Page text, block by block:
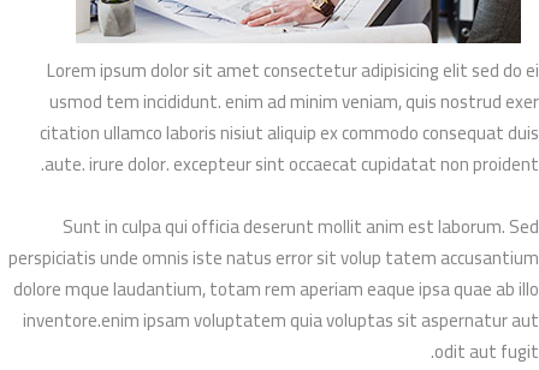
Lorem ipsum dolor sit amet consectetur adipisicing elit sed do ei
usmod tem incididunt. enim ad minim veniam, quis nostrud exer
citation ullamco laboris nisiut aliquip ex commodo consequat duis
aute. irure dolor. excepteur sint occaecat cupidatat non proident.
Sunt in culpa qui officia deserunt mollit anim est laborum. Sed
perspiciatis unde omnis iste natus error sit volup tatem accusantium
dolore mque laudantium, totam rem aperiam eaque ipsa quae ab illo
inventore.enim ipsam voluptatem quia voluptas sit aspernatur aut
odit aut fugit.